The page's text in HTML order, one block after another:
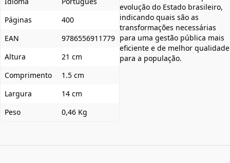
Páginas
400
EAN
9786556911779
Altura
21 cm
Comprimento
1.5 cm
Largura
14 cm
Peso
0,46 Kg
evolução do Estado brasileiro,
indicando quais são as
transformações necessárias
para uma gestão pública mais
eficiente e de melhor qualidade
para a população.